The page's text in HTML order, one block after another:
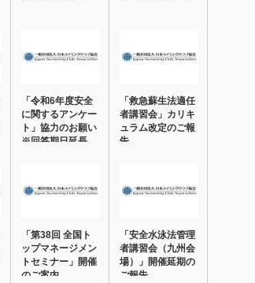
「令和6年度安全
に関するアンケー
ト」協力のお願い
※回答期日延長
「救急蘇生法適任
者講習会」カリキ
ュラム改定のご報
告
「第38回 全国ト
ップマネージメン
トセミナー」開催
のご案内
「安全水泳法管理
者講習会（九州会
場）」開催延期の
ご報告